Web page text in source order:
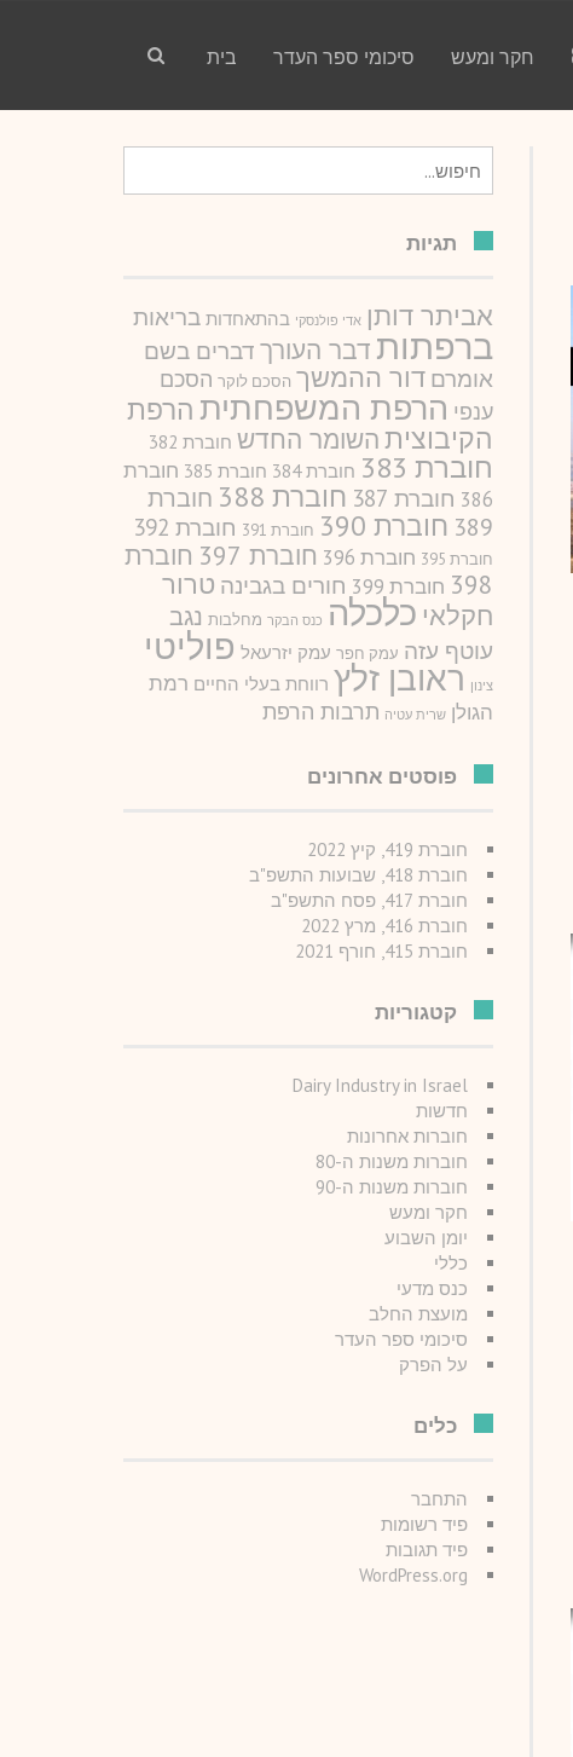
חקר ומעש סיכומי ספר העדר בית
עבור:
תגיות
אביתר דותן אדי פולנסקי בהתאחדות בריאות
ברפתות דבר העורך דברים בשם
אומרם דור ההמשך הסכם לוקר הסכם
ענפי הרפת המשפחתית הרפת
הקיבוציתהשומר החדש חוברת 382
חוברת 383 חוברת 384 חוברת 385
חוברת
386 חוברת 387 חוברת 388
חוברת
389 חוברת 390 חוברת 391 חוברת 392
חוברת 395 חוברת 396 חוברת 397
חוברת
398 חוברת 399 חורים בגבינה טרור
חקלאי כלכלה כנס הבקר מחלבות נגב
עוטף עזה עמק חפר עמק יזרעאל פוליטי
צינון ראובן זלץ רווחת בעלי החיים רמת
הגולן שרית עטיה תרבות הרפת
פוסטים אחרונים
חוברת 419, קיץ 2022
חוברת 418, שבועות התשפ"ב
חוברת 417, פסח התשפ"ב
חוברת 416, מרץ 2022
חוברת 415, חורף 2021
קטגוריות
Dairy Industry in Israel
חדשות
חוברות אחרונות
חוברות משנות ה-80
חוברות משנות ה-90
חקר ומעש
יומן השבוע
כללי
כנס מדעי
מועצת החלב
סיכומי ספר העדר
על הפרק
כלים
התחבר
פיד רשומות
פיד תגובות
WordPress.org